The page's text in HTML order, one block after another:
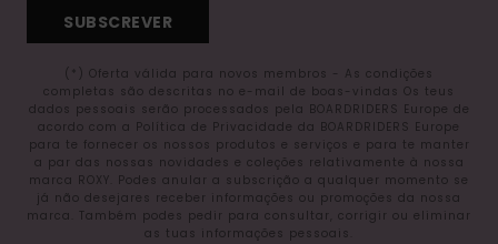
SUBSCREVER
(*) Oferta válida para novos membros - As condições
completas são descritas no e-mail de boas-vindas Os teus
dados pessoais serão processados pela BOARDRIDERS Europe de
acordo com a Política de Privacidade da BOARDRIDERS Europe
para te fornecer os nossos produtos e serviços e para te manter
a par das nossas novidades e coleções relativamente à nossa
marca ROXY. Podes anular a subscrição a qualquer momento se
já não desejares receber informações ou promoções da nossa
marca. Também podes pedir para consultar, corrigir ou eliminar
as tuas informações pessoais.